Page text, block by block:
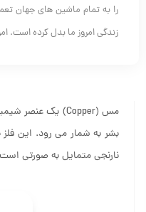
را به تمام ماشین های جهان
زندگی امروز ما بدل کرده است.
مس (Copper) یک عنصر شیمیایی با نماد Cu و عدد اتمی ۲۹ است. این فلز بعد از آهن و
بشر به شمار می رود. این
نارنجی متمایل به صورتی